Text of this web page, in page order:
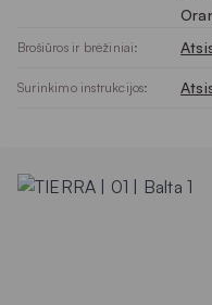
Brošiūros ir brėžiniai:
Surinkimo instrukcijos: